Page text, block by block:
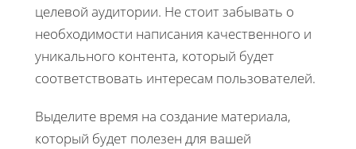
целевой аудитории. Не стоит забывать о
необходимости написания качественного и
уникального контента, который будет
соответствовать интересам пользователей.
Выделите время на создание материала,
который будет полезен для вашей